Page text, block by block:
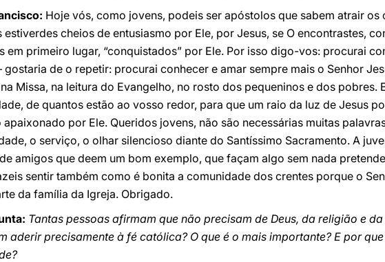
Hoje vós, como jovens, podeis ser apóstolos que sabem atrair os
estiverdes cheios de entusiasmo por Ele, por Jesus, se O encontrastes,
em primeiro lugar, “conquistados” por Ele. Por isso digo-vos: procurai
de o repetir: procurai conhecer e amar sempre mais o Senhor
Missa, na leitura do Evangelho, no rosto dos pequeninos e dos pobres.
de quantos estão ao vosso redor, para que um raio da luz de Jesus
por Ele. Queridos jovens, não são necessárias muitas
o serviço, o olhar silencioso diante do Santíssimo Sacramento. A
amigos que deem um bom exemplo, que façam algo sem nada
sentir também como é bonita a comunidade dos crentes porque o
da família da Igreja. Obrigado.
Tantas pessoas afirmam que não precisam de Deus, da religião e
aderir precisamente à fé católica? O que é o mais importante? E por